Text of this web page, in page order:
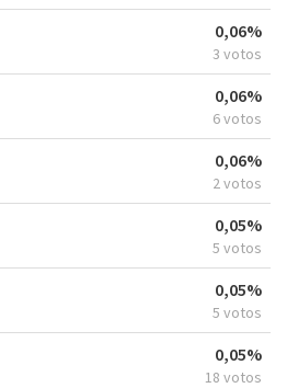
0,06%
3 votos
0,06%
6 votos
0,06%
2 votos
0,05%
5 votos
0,05%
5 votos
0,05%
18 votos